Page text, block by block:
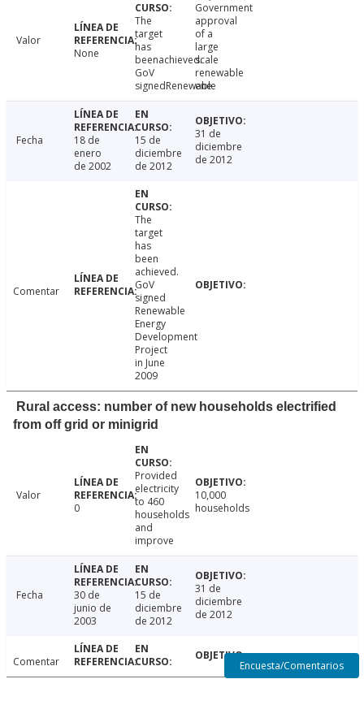
Valor
None
The
target
has
beenachieved.
GoV
signedRenewable
Government
approval
of a
large
scale
renewable
ene
Fecha
18 de
enero
de 2002
15 de
diciembre
de 2012
31 de
diciembre
de 2012
Comentar
The
target
has
been
achieved.
GoV
signed
Renewable
Energy
Development
Project
in June
2009
Rural access: number of new households electrified
from off grid or minigrid
Valor
0
Provided
electricity
to 460
households
and
improve
10,000
households
Fecha
30 de
junio de
2003
15 de
diciembre
de 2012
31 de
diciembre
de 2012
Comentar Encuesta/Comentarios